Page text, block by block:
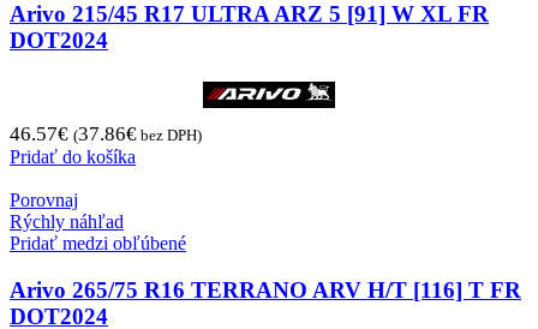
Arivo 215/45 R17 ULTRA ARZ 5 [91] W XL FR
DOT2024
46.57€ (37.86€ bez DPH)
Pridať do košíka
Porovnaj
Rýchly náhľad
Pridať medzi obľúbené
Arivo 265/75 R16 TERRANO ARV H/T [116] T FR
DOT2024